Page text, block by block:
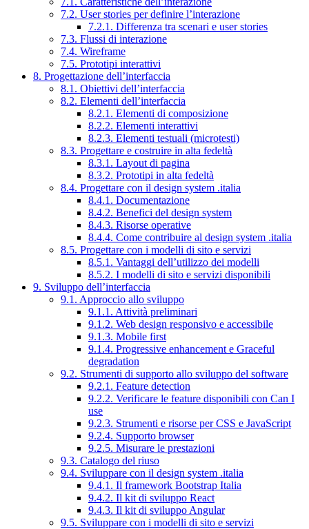
7.2. User stories per definire l’interazione
7.2.1. Differenza tra scenari e user stories
7.3. Flussi di interazione
7.4. Wireframe
7.5. Prototipi interattivi
8. Progettazione dell’interfaccia
8.1. Obiettivi dell’interfaccia
8.2. Elementi dell’interfaccia
8.2.1. Elementi di composizione
8.2.2. Elementi interattivi
8.2.3. Elementi testuali (microtesti)
8.3. Progettare e costruire in alta fedeltà
8.3.1. Layout di pagina
8.3.2. Prototipi in alta fedeltà
8.4. Progettare con il design system .italia
8.4.1. Documentazione
8.4.2. Benefici del design system
8.4.3. Risorse operative
8.4.4. Come contribuire al design system .italia
8.5. Progettare con i modelli di sito e servizi
8.5.1. Vantaggi dell’utilizzo dei modelli
8.5.2. I modelli di sito e servizi disponibili
9. Sviluppo dell’interfaccia
9.1. Approccio allo sviluppo
9.1.1. Attività preliminari
9.1.2. Web design responsivo e accessibile
9.1.3. Mobile first
9.1.4. Progressive enhancement e Graceful
degradation
9.2. Strumenti di supporto allo sviluppo del software
9.2.1. Feature detection
9.2.2. Verificare le feature disponibili con Can I
use
9.2.3. Strumenti e risorse per CSS e JavaScript
9.2.4. Supporto browser
9.2.5. Misurare le prestazioni
9.3. Catalogo del riuso
9.4. Sviluppare con il design system .italia
9.4.1. Il framework Bootstrap Italia
9.4.2. Il kit di sviluppo React
9.4.3. Il kit di sviluppo Angular
9.5. Sviluppare con i modelli di sito e servizi